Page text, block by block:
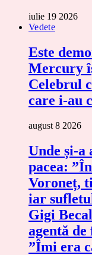
iulie 19 2026
Vedete
Este
Mercury
Celebrul
care i-au
august 8 2026
Unde și-a
pacea:
Voroneț,
iar
Gigi
agentă
”Îmi era